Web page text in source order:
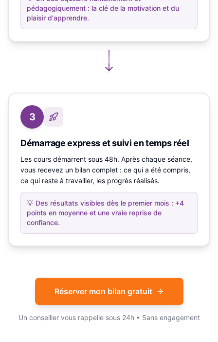
pédagogiquement : la clé de la motivation et du
plaisir d'apprendre.
3
Démarrage express et suivi en temps réel
Les cours démarrent sous 48h. Après chaque séance,
vous recevez un bilan complet : ce qui a été compris,
ce qui reste à travailler, les progrès réalisés.
💡 Des résultats visibles dès le premier mois : +4
points en moyenne et une vraie reprise de
confiance.
Réserver mon bilan gratuit
Un conseiller vous rappelle sous 24h • Sans engagement